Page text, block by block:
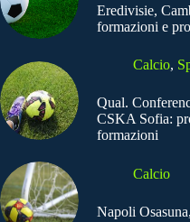
Eredivisie,
formazioni e
Calcio,
Qual.
CSKA Sofia:
formazioni
Calcio
Napoli